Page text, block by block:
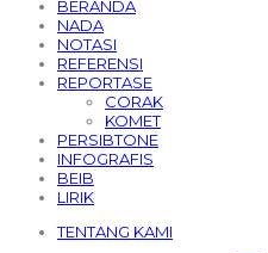
BERANDA
NADA
NOTASI
REFERENSI
REPORTASE
CORAK
KOMET
PERSIBTONE
INFOGRAFIS
BEIB
LIRIK
TENTANG KAMI